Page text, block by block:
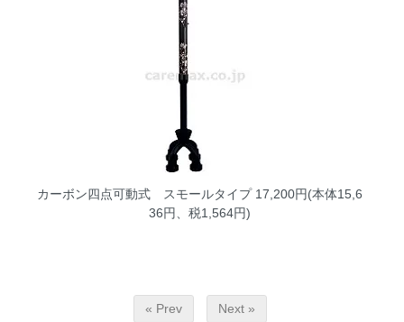
カーボン四点可動式 スモールタイプ17,200円(本体15,6
36円、税1,564円)
« Prev Next »